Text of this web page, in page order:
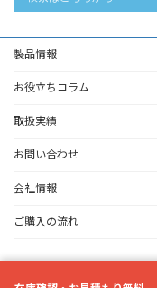
製品情報
お役立ちコラム
取扱実績
お問い合わせ
会社情報
ご購入の流れ